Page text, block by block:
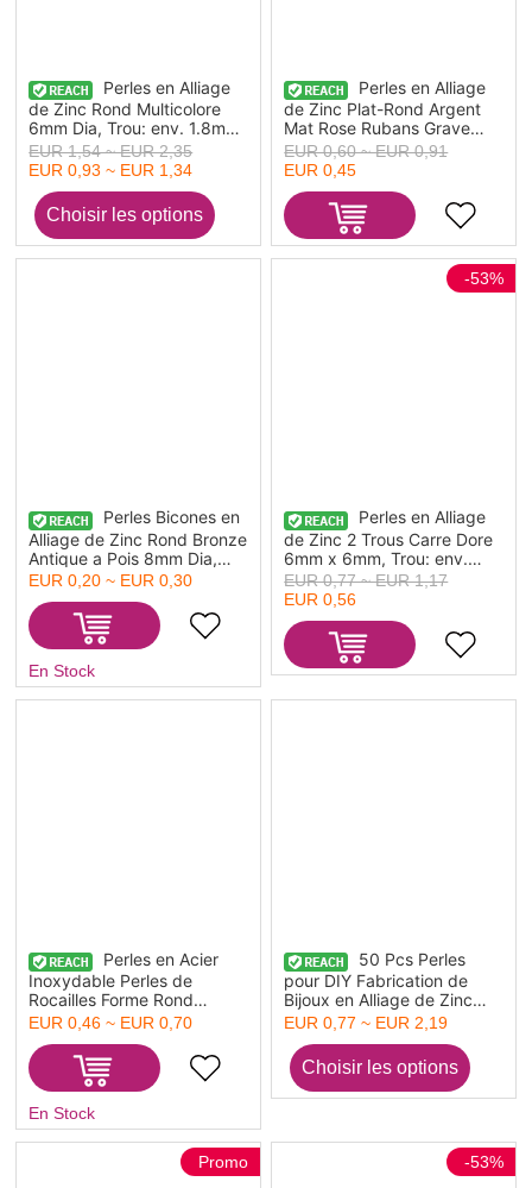
Perles en Alliage
de Zinc Rond Multicolore
6mm Dia, Trou: env. 1.8mm,
20 Pcs
EUR 1,54 ~ EUR 2,35
EUR 0,93 ~ EUR 1,34
Perles en Alliage
de Zinc Plat-Rond Argent
Mat Rose Rubans Grave
Email 15mm x 12mm, Taille
de Trou: 1.1mm, 3 Pcs
EUR 0,60 ~ EUR 0,91
EUR 0,45
Perles Bicones en
Alliage de Zinc Rond Bronze
Antique a Pois 8mm Dia,
Taille de Trou: 1.9mm, 15
EUR 0,20 ~ EUR 0,30
En Stock
Perles en Alliage
de Zinc 2 Trous Carre Dore
6mm x 6mm, Trou: env.
1.2mm, 10 Pcs
-53%
EUR 0,77 ~ EUR 1,17
EUR 0,56
Perles en Acier
Inoxydable Perles de
Rocailles Forme Rond
Argent Mat Diametre: 3mm,
Tailles de Trous: 1.0mm, 50
Pcs
EUR 0,46 ~ EUR 0,70
En Stock
50 Pcs Perles
pour DIY Fabrication de
Bijoux en Alliage de Zinc
Cuivre Rouge Antique Bleu
Colonne Spiral Finition
Patinee Effet Vert-de-Gris
EUR 0,77 ~ EUR 2,19
Promo -53%